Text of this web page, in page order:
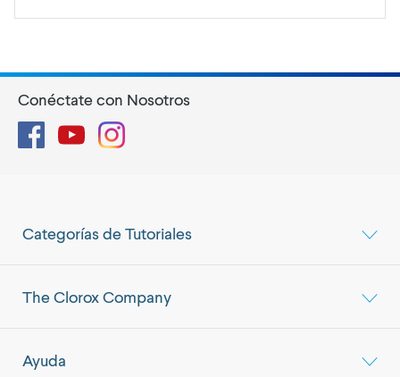
Categorías de Tutoriales
The Clorox Company
Ayuda
Conéctate con Nosotros
FacebookYouTubeInstagram